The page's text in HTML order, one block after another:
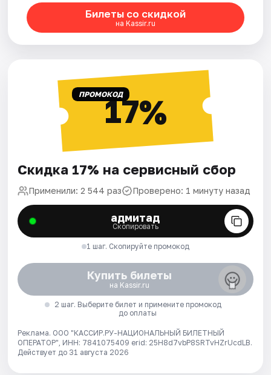
Билеты со скидкой
на Kassir.ru
ПРОМОКОД17%
Скидка 17% на сервисный сбор
Применили: 2 544 раз Проверено: 1 минуту назад
адмитад
Скопировать
1 шаг. Скопируйте промокод
Купить билеты
на Kassir.ru
2 шаг. Выберите билет и примените промокод
до оплаты
Реклама. ООО "КАССИР.РУ-НАЦИОНАЛЬНЫЙ БИЛЕТНЫЙ
ОПЕРАТОР", ИНН: 7841075409 erid: 25H8d7vbP8SRTvHZrUcdLB.
Действует до 31 августа 2026